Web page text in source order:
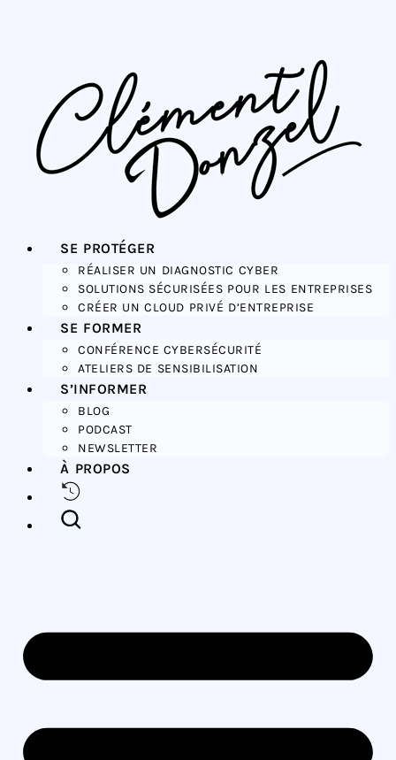
SE PROTÉGER
RÉALISER UN DIAGNOSTIC CYBER
SOLUTIONS SÉCURISÉES POUR LES ENTREPRISES
CRÉER UN CLOUD PRIVÉ D’ENTREPRISE
SE FORMER
CONFÉRENCE CYBERSÉCURITÉ
ATELIERS DE SENSIBILISATION
S’INFORMER
BLOG
PODCAST
NEWSLETTER
À PROPOS